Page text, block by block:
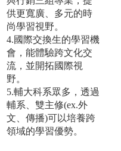
供更寬廣、多元的時
尚學習視野。
4.國際交換生的學習機
會，能體驗跨文化交
流，並開拓國際視
野。
5.輔大科系眾多，透過
輔系、雙主修(ex.外
文、傳播)可以培養跨
領域的學習優勢。